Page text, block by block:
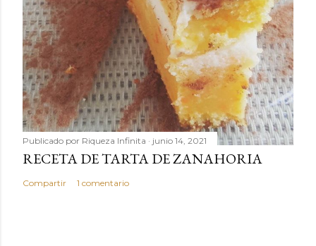
Publicado por Riqueza Infinita junio 14, 2021
RECETA DE TARTA DE ZANAHORIA
Compartir 1 comentario